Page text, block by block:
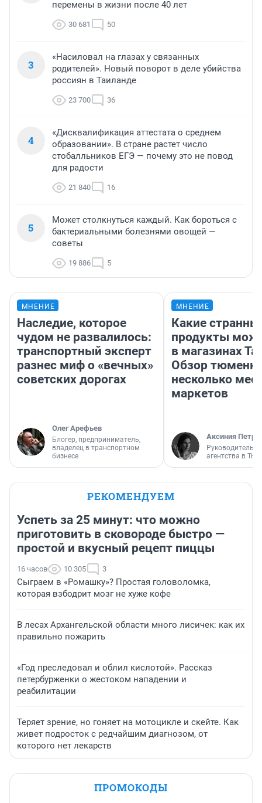
перемены в жизни после 40 лет
30 681 50
3
«Насиловал на глазах у связанных
родителей». Новый поворот в деле убийства
россиян в Таиланде
23 700 36
4
«Дисквалификация аттестата о среднем
образовании». В стране растет число
стобалльников ЕГЭ — почему это не повод
для радости
21 840 16
5
Может столкнуться каждый. Как бороться с
бактериальными болезнями овощей —
советы
19 886 5
МНЕНИЕ
Наследие, которое
чудом не развалилось:
транспортный эксперт
разнес миф о «вечных»
советских дорогах
Олег Арефьев
Блогер, предприниматель,
владелец в транспортном
бизнесе
МНЕНИЕ
Какие
продукты
в магазинах
Обзор
несколько
маркетов
Аксиния
Руководитель
агентства в
РЕКОМЕНДУЕМ
Успеть за 25 минут: что можно
приготовить в сковороде быстро —
простой и вкусный рецепт пиццы
16 часов 10 305 3
Сыграем в «Ромашку»? Простая головоломка,
которая взбодрит мозг не хуже кофе
В лесах Архангельской области много лисичек: как их
правильно пожарить
«Год преследовал и облил кислотой». Рассказ
петербурженки о жестоком нападении и
реабилитации
Теряет зрение, но гоняет на мотоцикле и скейте. Как
живет подросток с редчайшим диагнозом, от
которого нет лекарств
ПРОМОКОДЫ